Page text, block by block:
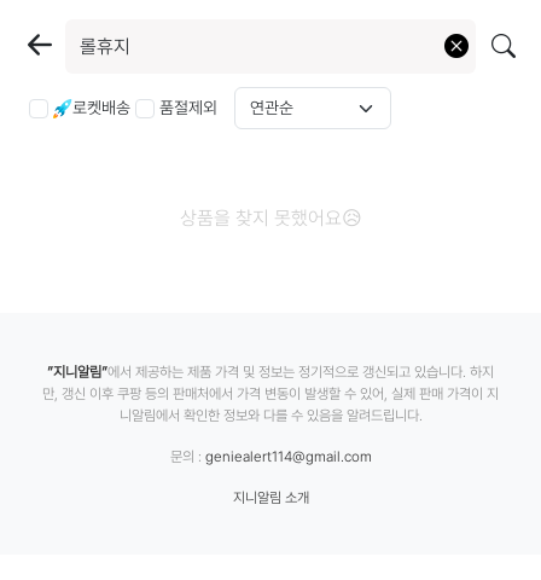
로켓배송 품절제외
상품을 찾지 못했어요😥
”지니알림”에서 제공하는 제품 가격 및 정보는 정기적으로 갱신되고 있습니다. 하지
만, 갱신 이후 쿠팡 등의 판매처에서 가격 변동이 발생할 수 있어, 실제 판매 가격이 지
니알림에서 확인한 정보와 다를 수 있음을 알려드립니다.
문의 : geniealert114@gmail.com
지니알림 소개